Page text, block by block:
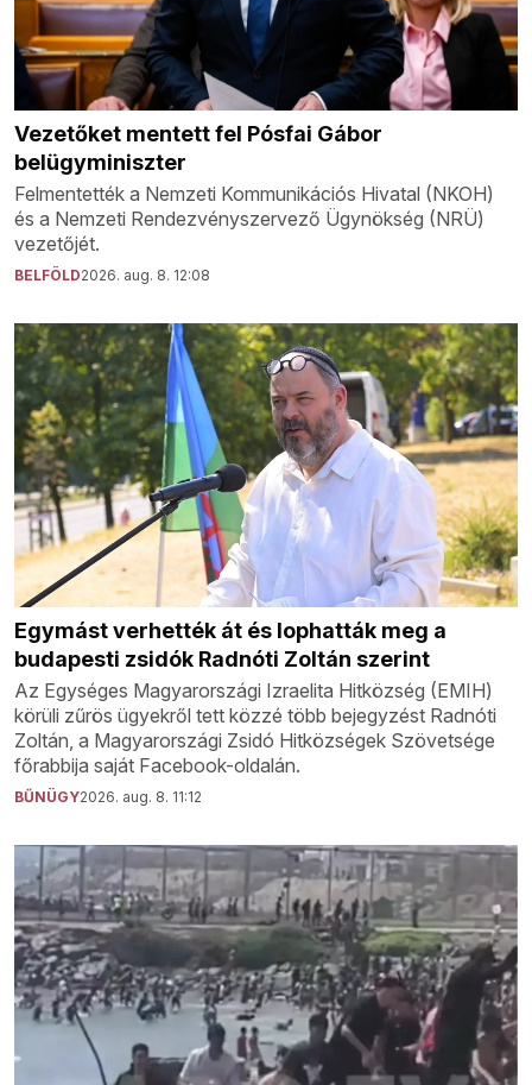
Vezetőket mentett fel Pósfai Gábor
belügyminiszter
Felmentették a Nemzeti Kommunikációs Hivatal (NKOH)
és a Nemzeti Rendezvényszervező Ügynökség (NRÜ)
vezetőjét.
BELFÖLD2026. aug. 8. 12:08
Egymást verhették át és lophatták meg a
budapesti zsidók Radnóti Zoltán szerint
Az Egységes Magyarországi Izraelita Hitközség (EMIH)
körüli zűrös ügyekről tett közzé több bejegyzést Radnóti
Zoltán, a Magyarországi Zsidó Hitközségek Szövetsége
főrabbija saját Facebook-oldalán.
BŰNÜGY2026. aug. 8. 11:12